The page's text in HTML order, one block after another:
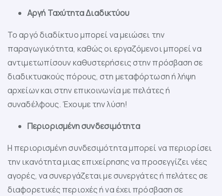
Αργή Ταχύτητα Διαδικτύου
Το αργό διαδίκτυο μπορεί να μειώσει την
παραγωγικότητα, καθώς οι εργαζόμενοι μπορεί να
αντιμετωπίσουν καθυστερήσεις στην πρόσβαση σε
διαδικτυακούς πόρους, στη μεταφόρτωση ή λήψη
αρχείων και στην επικοινωνία με πελάτες ή
συναδέλφους. Έχουμε την λύση!
Περιορισμένη συνδεσιμότητα
Η περιορισμένη συνδεσιμότητα μπορεί να περιορίσει
την ικανότητα μιας επιχείρησης να προσεγγίζει νέες
αγορές, να συνεργάζεται με συνεργάτες ή πελάτες σε
διαφορετικές περιοχές ή να έχει πρόσβαση σε